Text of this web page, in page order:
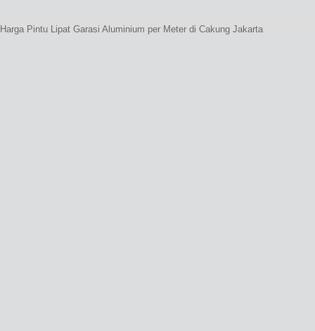
Harga Pintu Lipat Garasi Aluminium per Meter di Cakung Jakarta